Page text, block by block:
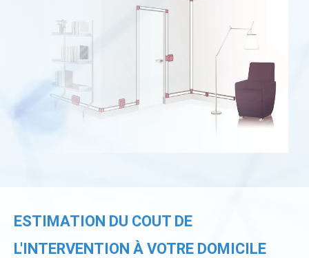
ESTIMATION DU COUT DE
L'INTERVENTION À VOTRE DOMICILE